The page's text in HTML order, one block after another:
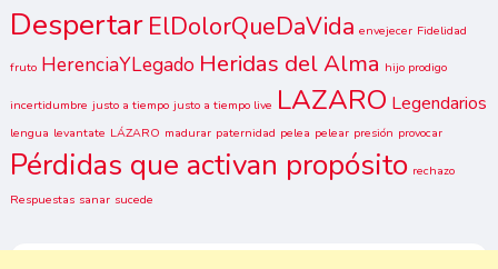
Despertar ElDolorQueDaVida envejecer Fidelidad
fruto HerenciaYLegado Heridas del Alma hijo prodigo
incertidumbre justo a tiempo justo a tiempo live LAZARO Legendarios
lengua levantate LÁZARO madurar paternidad pelea pelear presión provocar
Pérdidas que activan propósito rechazo
Respuestas sanar sucede